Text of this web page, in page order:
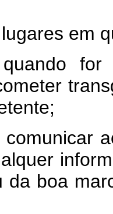
em
da boa